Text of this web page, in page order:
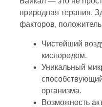
природная терапия.
факторов,
Чистейший
кислородом.
Уникальный
организма.
Возможность